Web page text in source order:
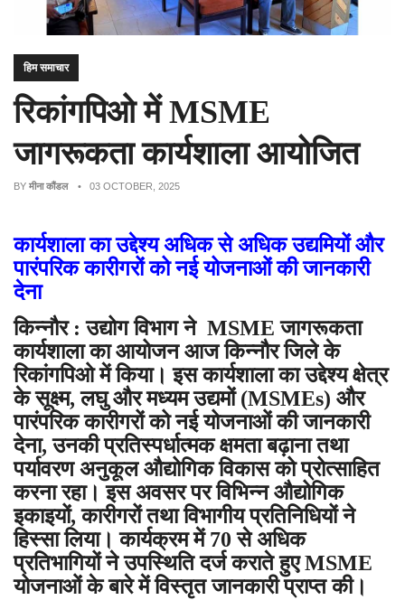
हिम समाचार
रिकांगपिओ में MSME
जागरूकता कार्यशाला आयोजित
BY मीना कौंडल • 03 OCTOBER, 2025
कार्यशाला का उद्देश्य अधिक से अधिक उद्यमियों और
पारंपरिक कारीगरों को नई योजनाओं की जानकारी
देना
किन्नौर :उद्योग विभाग ने MSME जागरूकता
कार्यशाला का आयोजन आज किन्नौर जिले के
रिकांगपिओ में किया। इस कार्यशाला का उद्देश्य क्षेत्र
के सूक्ष्म, लघु और मध्यम उद्यमों (MSMEs) और
पारंपरिक कारीगरों को नई योजनाओं की जानकारी
देना, उनकी प्रतिस्पर्धात्मक क्षमता बढ़ाना तथा
पर्यावरण अनुकूल औद्योगिक विकास को प्रोत्साहित
करना रहा। इस अवसर पर विभिन्न औद्योगिक
इकाइयों, कारीगरों तथा विभागीय प्रतिनिधियों ने
हिस्सा लिया। कार्यक्रम में 70 से अधिक
प्रतिभागियों ने उपस्थिति दर्ज कराते हुए MSME
योजनाओं के बारे में विस्तृत जानकारी प्राप्त की।